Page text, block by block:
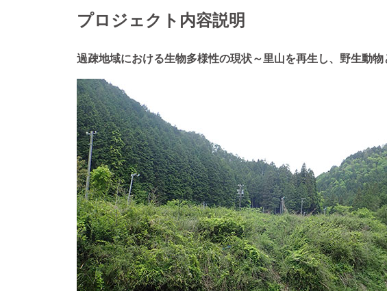
プロジェクト内容説明
過疎地域における生物多様性の現状～里山を再生し、野生動